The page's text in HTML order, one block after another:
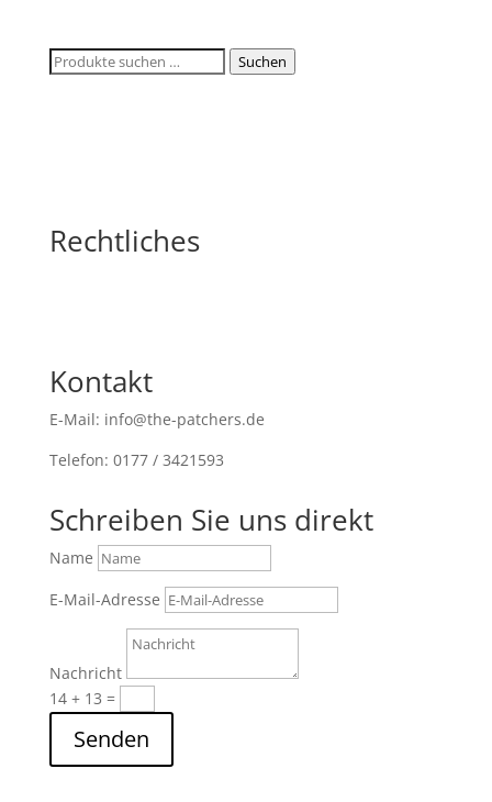
Suchen
Suchen
Rechtliches
Kontakt
E-Mail: info@the-patchers.de
Telefon: 0177 / 3421593
Schreiben Sie uns direkt
Name
E-Mail-Adresse
Nachricht
14 + 13 =
Senden